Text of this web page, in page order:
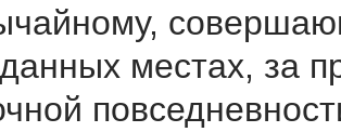
местах, за